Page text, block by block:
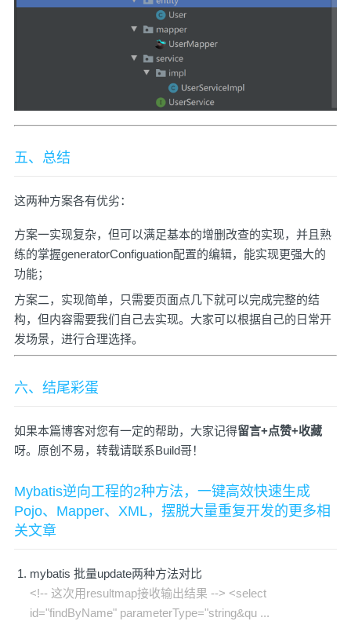
五、总结
这两种方案各有优劣：
方案一实现复杂，但可以满足基本的增删改查的实现，并且熟
练的掌握generatorConfiguation配置的编辑，能实现更强大的
功能；
方案二，实现简单，只需要页面点几下就可以完成完整的结
构，但内容需要我们自己去实现。大家可以根据自己的日常开
发场景，进行合理选择。
六、结尾彩蛋
如果本篇博客对您有一定的帮助，大家记得留言+点赞+收藏
呀。原创不易，转载请联系Build哥！
Mybatis逆向工程的2种方法，一键高效快速生成
Pojo、Mapper、XML，摆脱大量重复开发的更多相
关文章
mybatis 批量update两种方法对比
<!-- 这次用resultmap接收输出结果 --> <select
id="findByName" parameterType="string&qu ...